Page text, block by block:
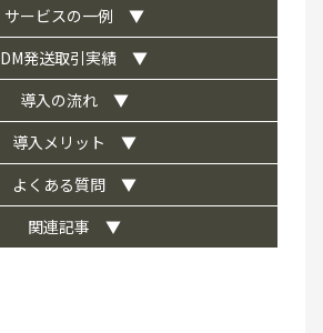
サービスの一例 ▼
DM発送取引実績 ▼
導入の流れ ▼
導入メリット ▼
よくある質問 ▼
関連記事 ▼